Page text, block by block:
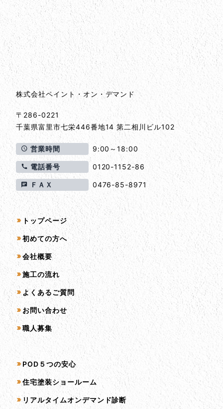
会社情報とサイトマップ
会社情報
株式会社ペイント・オン・デマンド
〒286-0221
千葉県富里市七栄446番地14 第二相川ビル102
営業時間 9:00～18:00
電話番号 0120-1152-86
ＦＡＸ 0476-85-8971
サイトマップ
トップページ
初めての方へ
会社概要
施工の流れ
よくあるご質問
お問い合わせ
職人募集
サービス一覧
POD５つの安心
住宅塗装ショールーム
リアルタイムオンデマンド診断